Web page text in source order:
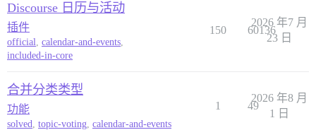
Discourse 日历与活动
插件
official, calendar-and-events,
included-in-core
150 60136
2026 年7 月
23 日
合并分类类型
功能
solved, topic-voting, calendar-and-events
1 49
2026 年8 月
1 日